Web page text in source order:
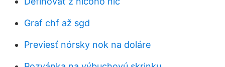
Graf chf až sgd
Previesť nórsky nok na doláre